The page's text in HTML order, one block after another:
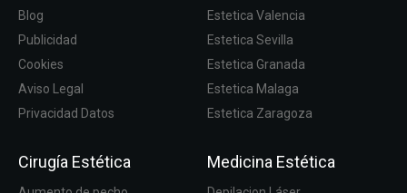
Blog
Publicidad
Cookies
Aviso Legal
Privacidad Datos
Estetica Valencia
Estetica Sevilla
Estetica Granada
Estetica Malaga
Estetica Zaragoza
Cirugía Estética Medicina Estética